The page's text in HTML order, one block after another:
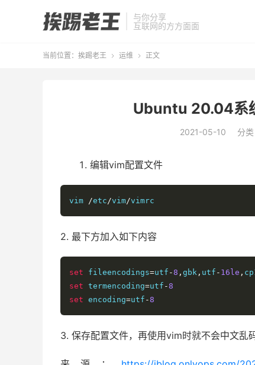
与你分享
互联网的方方面面
当前位置： 挨踢老王  运维  正文
Ubuntu 20.04系
2021-05-10 分类
编辑vim配置文件
vim /etc/vim/vimrc
2. 最下方加入如下内容
set fileencodings=utf -8 , gbk , utf - 16le ,
set termencoding=utf -8
set encoding=utf -8
3. 保存配置文件，再使用vim时就不会中文乱码